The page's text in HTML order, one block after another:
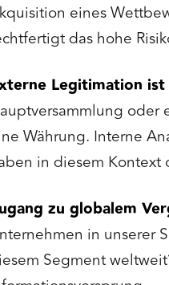
eines
das hohe
Legitimation
oder
Währung. Interne
in diesem
zu globalem
in unserer
Segment